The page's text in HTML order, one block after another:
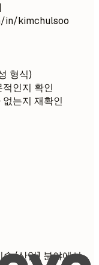
in/kimchulsoo
형식)
인지 확인
는지 재확인
술/산업] 분야에서